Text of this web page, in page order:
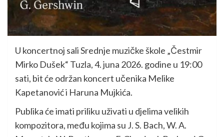
U koncertnoj sali Srednje muzičke škole „Čestmir
Mirko Dušek“ Tuzla, 4. juna 2026. godine u 19:00
sati, bit će održan koncert učenika Melike
Kapetanović i Haruna Mujkića.
Publika će imati priliku uživati u djelima velikih
kompozitora, među kojima su J. S. Bach, W. A.